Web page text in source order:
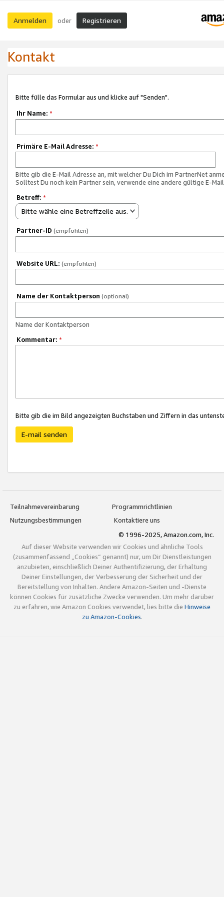
Anmelden oder Registrieren
Kontakt
Bitte fülle das Formular aus und klicke auf "Senden".
Ihr Name: *
Primäre E-Mail Adresse: *
Bitte gib die E-Mail Adresse an, mit welcher Du Dich im PartnerNet
Solltest Du noch kein Partner sein, verwende eine andere gültige E-
Betreff: *
Bitte wähle eine Betreffzeile aus.
Partner-ID (empfohlen)
Website URL: (empfohlen)
Name der Kontaktperson (optional)
Name der Kontaktperson
Kommentar: *
Bitte gib die im Bild angezeigten Buchstaben und Ziffern in das
E-mail senden
Teilnahmevereinbarung
Programmrichtlinien
Nutzungsbestimmungen
Kontaktiere uns
© 1996-2025, Amazon.com, Inc.
Auf dieser Website verwenden wir Cookies und ähnliche Tools
(zusammenfassend „Cookies“ genannt) nur, um Dir Dienstleistungen
anzubieten, einschließlich Deiner Authentifizierung, der Erhaltung
Deiner Einstellungen, der Verbesserung der Sicherheit und der
Bereitstellung von Inhalten. Andere Amazon-Seiten und -Dienste
können Cookies für zusätzliche Zwecke verwenden. Um mehr darüber
zu erfahren, wie Amazon Cookies verwendet, lies bitte die Hinweise
zu Amazon-Cookies.